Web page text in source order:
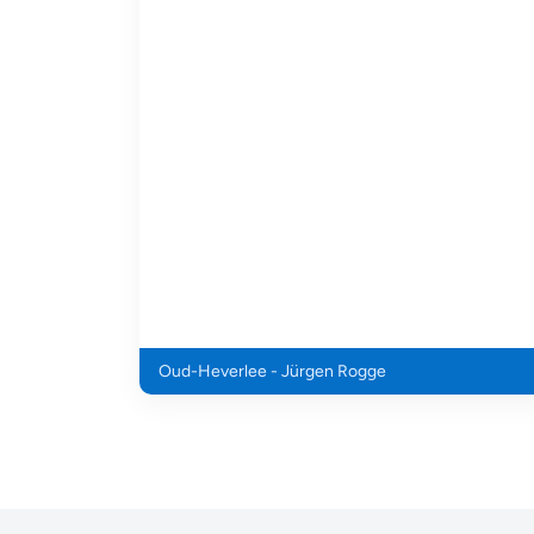
Oud-Heverlee - Jürgen Rogge